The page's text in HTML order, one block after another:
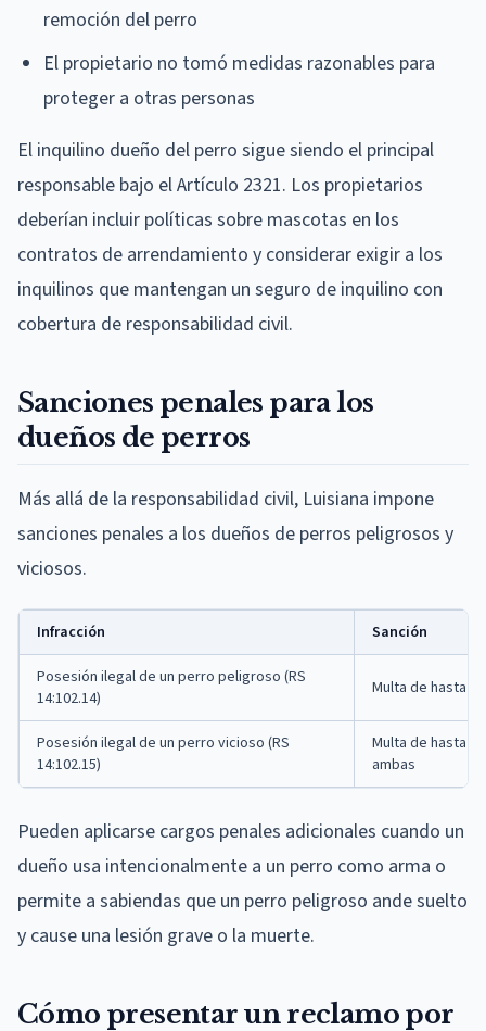
remoción del perro
El propietario no tomó medidas razonables para
proteger a otras personas
El inquilino dueño del perro sigue siendo el principal
responsable bajo el Artículo 2321. Los propietarios
deberían incluir políticas sobre mascotas en los
contratos de arrendamiento y considerar exigir a los
inquilinos que mantengan un seguro de inquilino con
cobertura de responsabilidad civil.
Sanciones penales para los
dueños de perros
Más allá de la responsabilidad civil, Luisiana impone
sanciones penales a los dueños de perros peligrosos y
viciosos.
Infracción Sanción
Posesión ilegal de un perro peligroso (RS
14:102.14)
Multa de hasta
Posesión ilegal de un perro vicioso (RS
14:102.15)
Multa de hasta
ambas
Pueden aplicarse cargos penales adicionales cuando un
dueño usa intencionalmente a un perro como arma o
permite a sabiendas que un perro peligroso ande suelto
y cause una lesión grave o la muerte.
Cómo presentar un reclamo por